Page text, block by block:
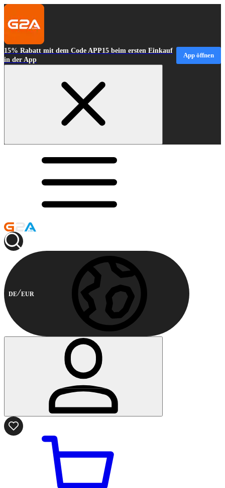
15% Rabatt mit dem Code APP15 beim ersten Einkauf
in der App
App öffnen
DE EUR